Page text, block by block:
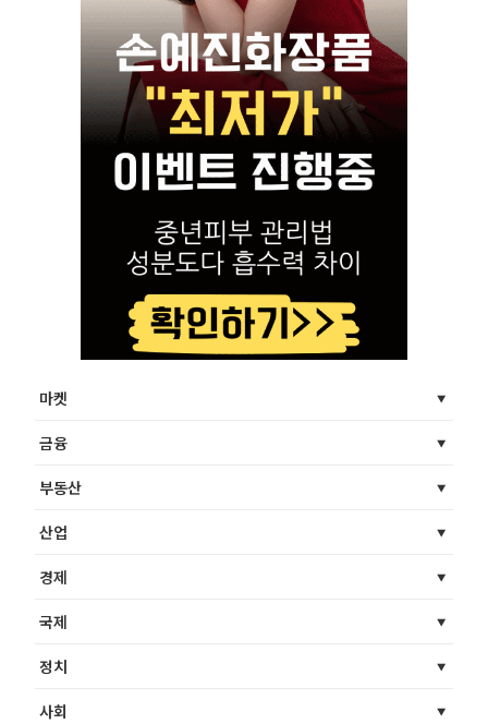
마켓
금융
부동산
산업
경제
국제
정치
사회